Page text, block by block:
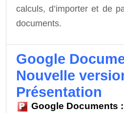
calculs, d’importer et de
documents.
Google
Nouvelle
Présentation
Google Documents